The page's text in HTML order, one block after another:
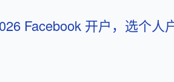
Facebook 开户，选个人